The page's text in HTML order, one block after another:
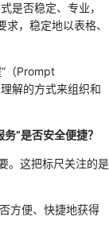
是否稳定、专业，
，稳定地以表格、
（Prompt
解的方式来组织和
”是否安全便捷？
。这把标尺关注的是
方便、快捷地获得